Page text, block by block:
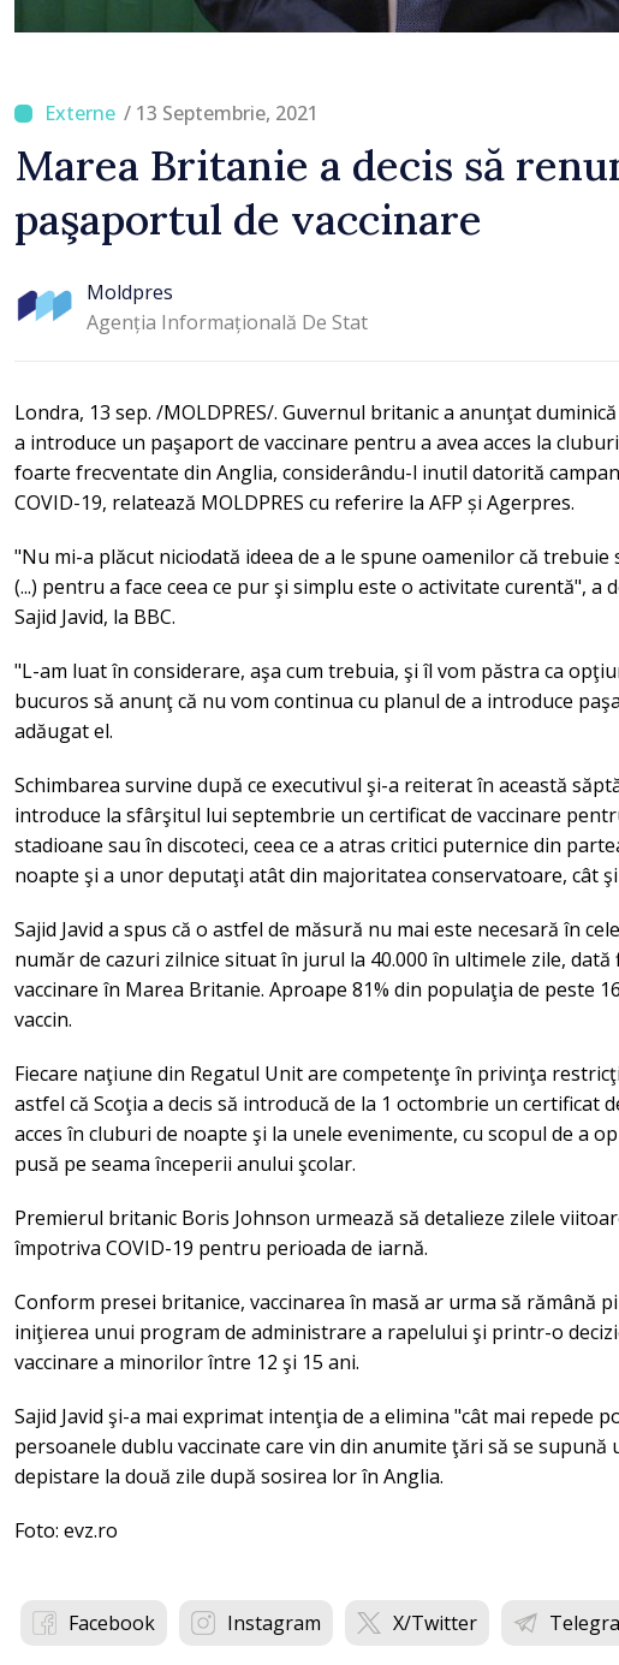
/ 13 Septembrie, 2021
Marea Britanie a decis să
paşaportul de vaccinare
Moldpres
Agenția Informațională De Stat
Londra, 13 sep. /MOLDPRES/. Guvernul britanic a anunţat
a introduce un paşaport de vaccinare pentru a avea acces la
foarte frecventate din Anglia, considerându-l inutil datorită
COVID-19, relatează MOLDPRES cu referire la AFP și Agerpres.
"Nu mi-a plăcut niciodată ideea de a le spune oamenilor că trebuie
(...) pentru a face ceea ce pur şi simplu este o activitate curentă", a
Sajid Javid, la BBC.
"L-am luat în considerare, aşa cum trebuia, şi îl vom păstra ca
bucuros să anunţ că nu vom continua cu planul de a introduce
adăugat el.
Schimbarea survine după ce executivul şi-a reiterat în această
introduce la sfârşitul lui septembrie un certificat de vaccinare
stadioane sau în discoteci, ceea ce a atras critici puternice din
noapte şi a unor deputaţi atât din majoritatea conservatoare, cât
Sajid Javid a spus că o astfel de măsură nu mai este necesară în
număr de cazuri zilnice situat în jurul la 40.000 în ultimele zile,
vaccinare în Marea Britanie. Aproape 81% din populaţia de peste
vaccin.
Fiecare naţiune din Regatul Unit are competenţe în privinţa
astfel că Scoţia a decis să introducă de la 1 octombrie un certificat
acces în cluburi de noapte şi la unele evenimente, cu scopul de a
pusă pe seama începerii anului şcolar.
Premierul britanic Boris Johnson urmează să detalieze zilele
împotriva COVID-19 pentru perioada de iarnă.
Conform presei britanice, vaccinarea în masă ar urma să rămână
iniţierea unui program de administrare a rapelului şi printr-o
vaccinare a minorilor între 12 şi 15 ani.
Sajid Javid şi-a mai exprimat intenţia de a elimina "cât mai repede
persoanele dublu vaccinate care vin din anumite ţări să se supună
depistare la două zile după sosirea lor în Anglia.
Foto: evz.ro
Facebook Instagram X/Twitter